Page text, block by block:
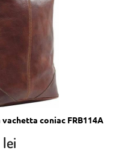
coniac FRB114A
lei